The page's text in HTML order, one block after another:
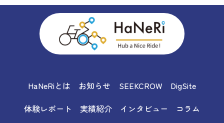
HaNeRiとは お知らせ SEEKCROW
DigSite
体験レポート
実績紹介 インタビュー
コラム